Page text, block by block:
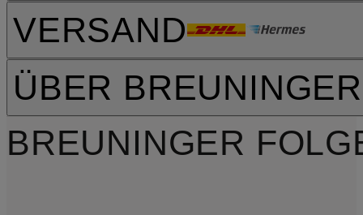
VERSAND
ÜBER BREUNINGER
BREUNINGER